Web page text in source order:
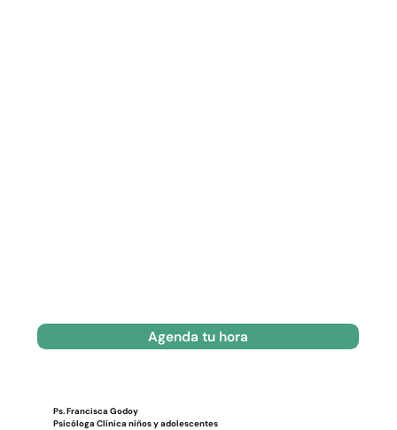
Agenda tu hora
Ps. Francisca Godoy
Psicóloga Clínica niños y adolescentes